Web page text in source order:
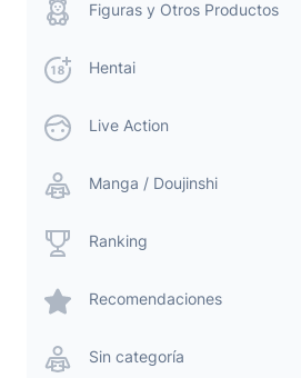
Figuras y Otros Productos
Hentai
Live Action
Manga / Doujinshi
Ranking
Recomendaciones
Sin categoría